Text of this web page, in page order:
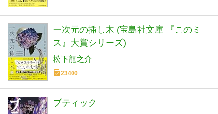
一次元の挿し木 (宝島社文庫 『このミ
ス』大賞シリーズ)
松下龍之介
23400
ブティック